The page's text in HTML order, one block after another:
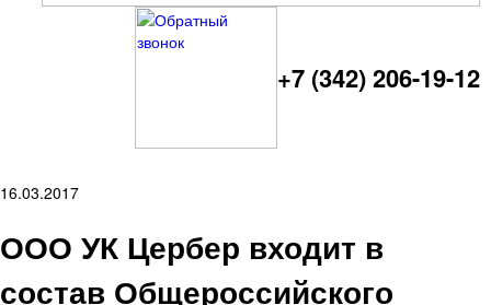
+7 (342) 206-19-12
16.03.2017
ООО УК Цербер входит в
состав Общероссийского